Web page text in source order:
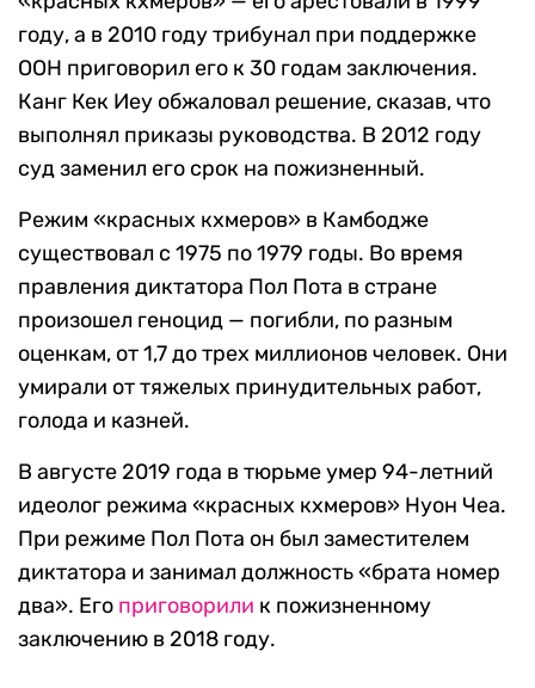
году, а в 2010 году трибунал при поддержке
ООН приговорил его к 30 годам заключения.
Канг Кек Иеу обжаловал решение, сказав, что
выполнял приказы руководства. В 2012 году
суд заменил его срок на пожизненный.
Режим «красных кхмеров» в Камбодже
существовал с 1975 по 1979 годы. Во время
правления диктатора Пол Пота в стране
произошел геноцид — погибли, по разным
оценкам, от 1,7 до трех миллионов человек. Они
умирали от тяжелых принудительных работ,
голода и казней.
В августе 2019 года в тюрьме умер 94-летний
идеолог режима «красных кхмеров» Нуон Чеа.
При режиме Пол Пота он был заместителем
диктатора и занимал должность «брата номер
два». Его приговорили к пожизненному
заключению в 2018 году.